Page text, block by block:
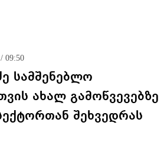
09:50
სამშენებლო
ახალ გამოწვევებზე
შეხვედრას